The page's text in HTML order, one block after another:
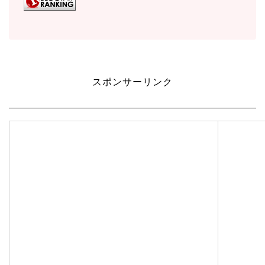
スポンサーリンク